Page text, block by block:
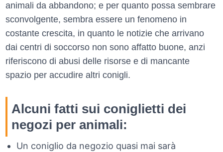
animali da abbandono; e per quanto possa sembrare
sconvolgente, sembra essere un fenomeno in
costante crescita, in quanto le notizie che arrivano
dai centri di soccorso non sono affatto buone, anzi
riferiscono di abusi delle risorse e di mancante
spazio per accudire altri conigli.
Alcuni fatti sui coniglietti dei
negozi per animali:
Un coniglio da negozio quasi mai sarà